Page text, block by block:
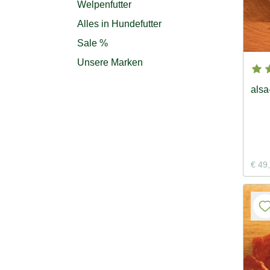
Welpenfutter
Alles in Hundefutter
Sale %
Unsere Marken
€